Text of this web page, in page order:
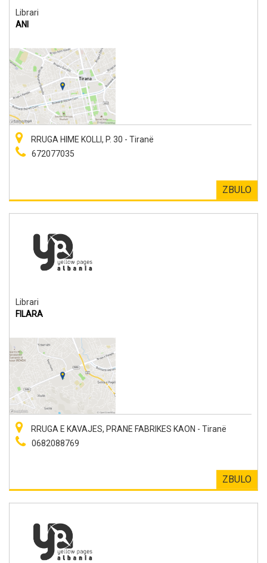
Librari
ANI
RRUGA HIME KOLLI, P. 30 - Tiranë
672077035
ZBULO
Librari
FILARA
RRUGA E KAVAJES, PRANE FABRIKES KAON - Tiranë
0682088769
ZBULO